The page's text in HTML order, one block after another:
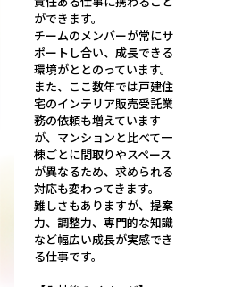
ができます。
チームのメンバーが常にサ
ポートし合い、成長できる
環境がととのっています。
また、ここ数年では戸建住
宅のインテリア販売受託業
務の依頼も増えています
が、マンションと比べて一
棟ごとに間取りやスペース
が異なるため、求められる
対応も変わってきます。
難しさもありますが、提案
力、調整力、専門的な知識
など幅広い成長が実感でき
る仕事です。